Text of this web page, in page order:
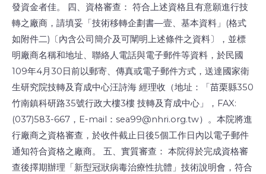
發資金者佳。 四、資格審查： 符合上述資格且有意願進行技
轉之廠商，請填妥「技術移轉企劃書—壹、基本資料」(格式
如附件二)〔內含公司簡介及可闡明上述條件之資料〕，並標
明廠商名稱和地址、聯絡人電話與電子郵件等資料，於民國
109年4月30日前以郵寄、傳真或電子郵件方式，送達國家衛
生研究院技轉及育成中心汪詩海 經理收（地址：「苗栗縣350
竹南鎮科研路35號行政大樓3樓 技轉及育成中心」，FAX:
(037)583-667，E-mail：sea99@nhri.org.tw）。本院將進
行廠商之資格審查，於收件截止日後5個工作日內以電子郵件
通知符合資格之廠商。 五、實質審查： 本院得於完成資格審
查後擇期辦理「新型冠狀病毒治療性抗體」技術說明會，符合